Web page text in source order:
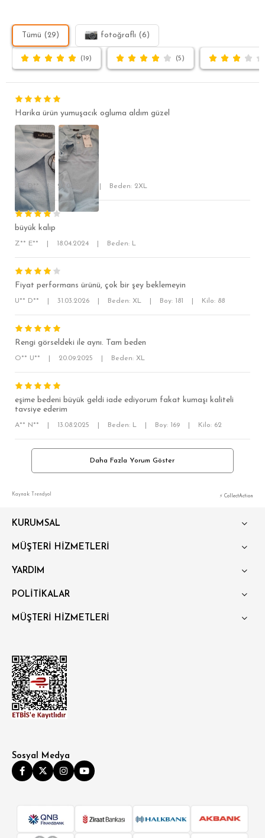
OVERSİZE
Tümü (29) fotoğraflı (6)
(19) (5)
Harika ürün yumuşacık ogluma aldım güzel
A** D** | 24.06.2024 Beden: 2XL
büyük kalıp
Z** E** 18.04.2024 Beden: L
Fiyat performans ürünü, çok bir şey beklemeyin
U** D** 31.03.2026 Beden: XL Boy: 181 Kilo: 88
Rengi görseldeki ile aynı. Tam beden
O** U** 20.09.2025 Beden: XL
eşime bedeni büyük geldi iade ediyorum fakat kumaşı kaliteli
tavsiye ederim
A** N** 13.08.2025 Beden: L Boy: 169 Kilo: 62
Daha Fazla Yorum Göster
Kaynak: Trendyol ⚡ CollectAction
KURUMSAL
MÜŞTERİ HİZMETLERİ
YARDIM
POLİTİKALAR
MÜŞTERİ HİZMETLERİ
Sosyal Medya